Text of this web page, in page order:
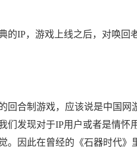
IP，游戏上线之后，对唤回
合制游戏，应该说是中国网
们发现对于IP用户或者是情怀
。因此在曾经的《石器时代